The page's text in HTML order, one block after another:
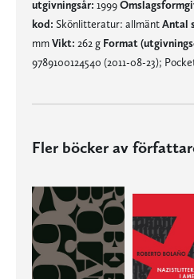
utgivningsår: 1999
kod: Skönlitteratur: allmäntAntal
mmVikt: 262 g Format
9789100124540 (2011-08-23);
Fler böcker av